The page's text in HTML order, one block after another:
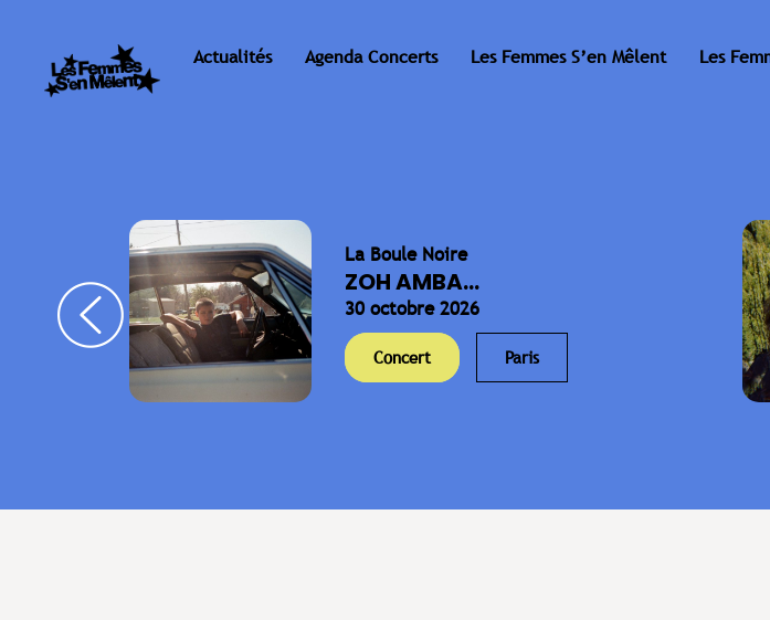
Actualités Agenda Concerts Les Femmes S’en Mêlent Les
La Boule Noire
ZOH AMBA...
30 octobre 2026
Concert Paris